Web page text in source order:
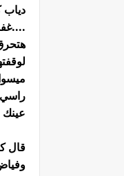
قال